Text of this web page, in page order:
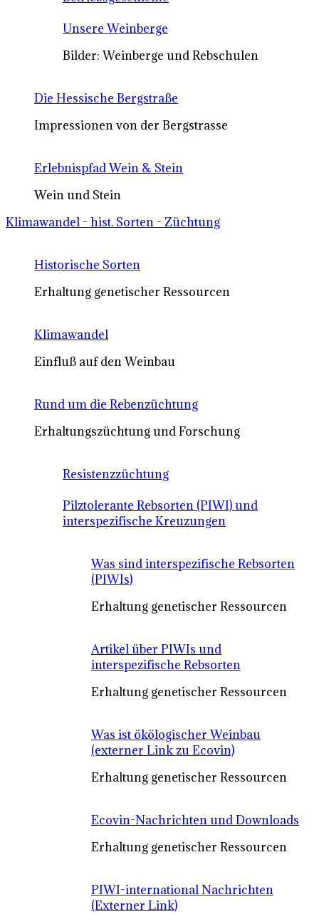
Unsere Weinberge
Bilder: Weinberge und Rebschulen
Die Hessische Bergstraße
Impressionen von der Bergstrasse
Erlebnispfad Wein & Stein
Wein und Stein
Klimawandel - hist. Sorten - Züchtung
Historische Sorten
Erhaltung genetischer Ressourcen
Klimawandel
Einfluß auf den Weinbau
Rund um die Rebenzüchtung
Erhaltungszüchtung und Forschung
Resistenzzüchtung
Pilztolerante Rebsorten (PIWI) und
interspezifische Kreuzungen
Was sind interspezifische Rebsorten
(PIWIs)
Erhaltung genetischer Ressourcen
Artikel über PIWIs und
interspezifische Rebsorten
Erhaltung genetischer Ressourcen
Was ist ökölogischer Weinbau
(externer Link zu Ecovin)
Erhaltung genetischer Ressourcen
Ecovin-Nachrichten und Downloads
Erhaltung genetischer Ressourcen
PIWI-international Nachrichten
(Externer Link)